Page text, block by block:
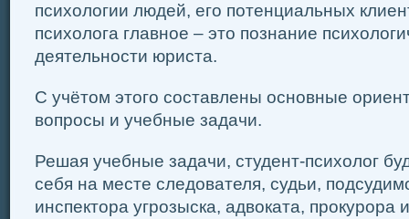
психологии людей, его потенциальных
психолога главное – это познание
деятельности юриста.
С учётом этого составлены основные
вопросы и учебные задачи.
Решая учебные задачи, студент-психолог
себя на месте следователя, судьи,
инспектора угрозыска, адвоката, прокурора